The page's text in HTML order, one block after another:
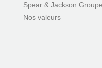
Spear & Jackson Groupe
Nos valeurs